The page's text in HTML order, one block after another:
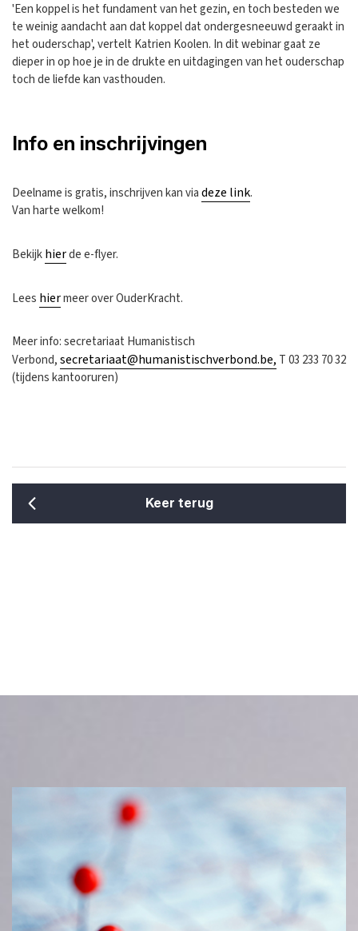
'Een koppel is het fundament van het gezin, en toch besteden we
te weinig aandacht aan dat koppel dat ondergesneeuwd geraakt in
het ouderschap', vertelt Katrien Koolen. In dit webinar gaat ze
dieper in op hoe je in de drukte en uitdagingen van het ouderschap
toch de liefde kan vasthouden.
Info en inschrijvingen
Deelname is gratis, inschrijven kan viadeze link.
Van harte welkom!
Bekijkhierde e-flyer.
Lees hiermeer over OuderKracht.
Meer info: secretariaat Humanistisch
Verbond,secretariaat@humanistischverbond.be, T 03 233 70 32
(tijdens kantooruren)
Keer terug